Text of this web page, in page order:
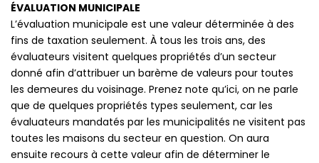
ÉVALUATION MUNICIPALE
L’évaluation municipale est une valeur déterminée à des
fins de taxation seulement. À tous les trois ans, des
évaluateurs visitent quelques propriétés d’un secteur
donné afin d’attribuer un barème de valeurs pour toutes
les demeures du voisinage. Prenez note qu’ici, on ne parle
que de quelques propriétés types seulement, car les
évaluateurs mandatés par les municipalités ne visitent pas
toutes les maisons du secteur en question. On aura
ensuite recours à cette valeur afin de déterminer le